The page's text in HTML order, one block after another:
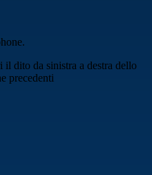
dito da sinistra a destra dello
precedenti